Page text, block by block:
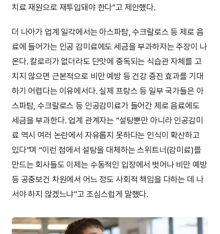
치료 재원으로 재투입돼야 한다”고 제안했다.
더 나아가 업계 일각에서는 아스파탐, 수크랄로스 등 제로 음
료에 들어가는 인공 감미료에도 세금을 부과하자는 주장이 나
온다. 칼로리가 없더라도 단맛에 중독되는 식습관 자체를 고
치지 않으면 근본적으로 비만 예방 등 건강 증진 효과를 기대
하기 어렵다는 이유에서다. 실제 프랑스 등 일부 국가들은 아
스파탐, 수크랄로스 등 인공감미료가 들어간 제로 음료에도
세금을 부과한다. 업계 관계자는 “설탕뿐만 아니라 인공감미
료 역시 여러 논란에서 자유롭지 못하다는 인식이 확산하고
있다”며 “이런 점에서 설탕을 대체하는 스위트너(감미료)를
만드는 회사들도 이제는 수동적인 입장에서 벗어나 비만 예방
등 공중보건 차원에서 어느 정도 사회적 책임을 다하는 데 나
서야 하지 않겠느냐”고 조심스럽게 말했다.